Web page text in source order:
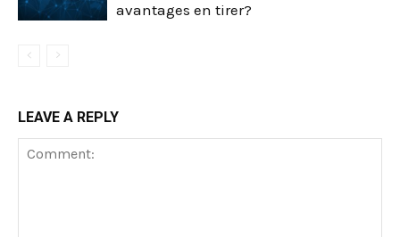
avantages en tirer?
LEAVE A REPLY